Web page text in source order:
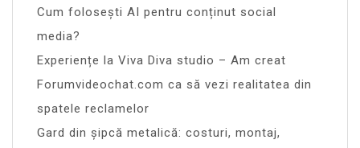
Cum folosești AI pentru conținut social
media?
Experiențe la Viva Diva studio – Am creat
Forumvideochat.com ca să vezi realitatea din
spatele reclamelor
Gard din șipcă metalică: costuri, montaj,